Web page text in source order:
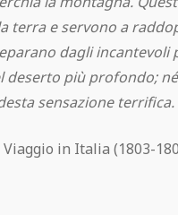
terra e servono a
dagli incantevoli
deserto più profondo;
sensazione terrifica.
Viaggio in Italia (1803-